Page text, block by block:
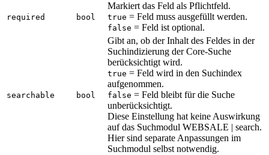
required bool
Markiert das Feld als Pflichtfeld.
true = Feld muss ausgefüllt werden.
false = Feld ist optional.
searchable bool
Gibt an, ob der Inhalt des Feldes in der
Suchindizierung der Core-Suche
berücksichtigt wird.
true = Feld wird in den Suchindex
aufgenommen.
false = Feld bleibt für die Suche
unberücksichtigt.
Diese Einstellung hat keine Auswirkung
auf das Suchmodul WEBSALE | search.
Hier sind separate Anpassungen im
Suchmodul selbst notwendig.